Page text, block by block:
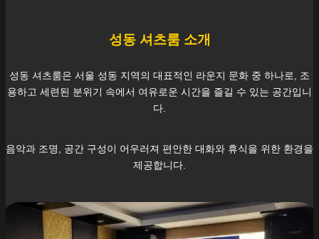
성동셔츠룸 소개
성동 셔츠룸은 서울 성동 지역의 대표적인 라운지 문화 중 하나로, 조
용하고 세련된 분위기 속에서 여유로운 시간을 즐길 수 있는 공간입니
다.
음악과 조명, 공간 구성이 어우러져 편안한 대화와 휴식을 위한 환경을
제공합니다.